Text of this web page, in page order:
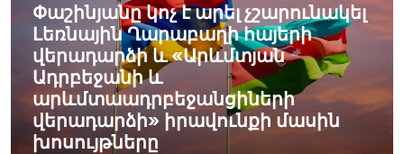
Փաշինյանը կոչ է արել չշարունակել
Լեռնային Ղարաբաղի հայերի
վերադարձի և «Արևմտյան
Ադրբեջանի և
արևմտաադրբեջանցիների
վերադարձի» իրավունքի մասին
խոսույթները